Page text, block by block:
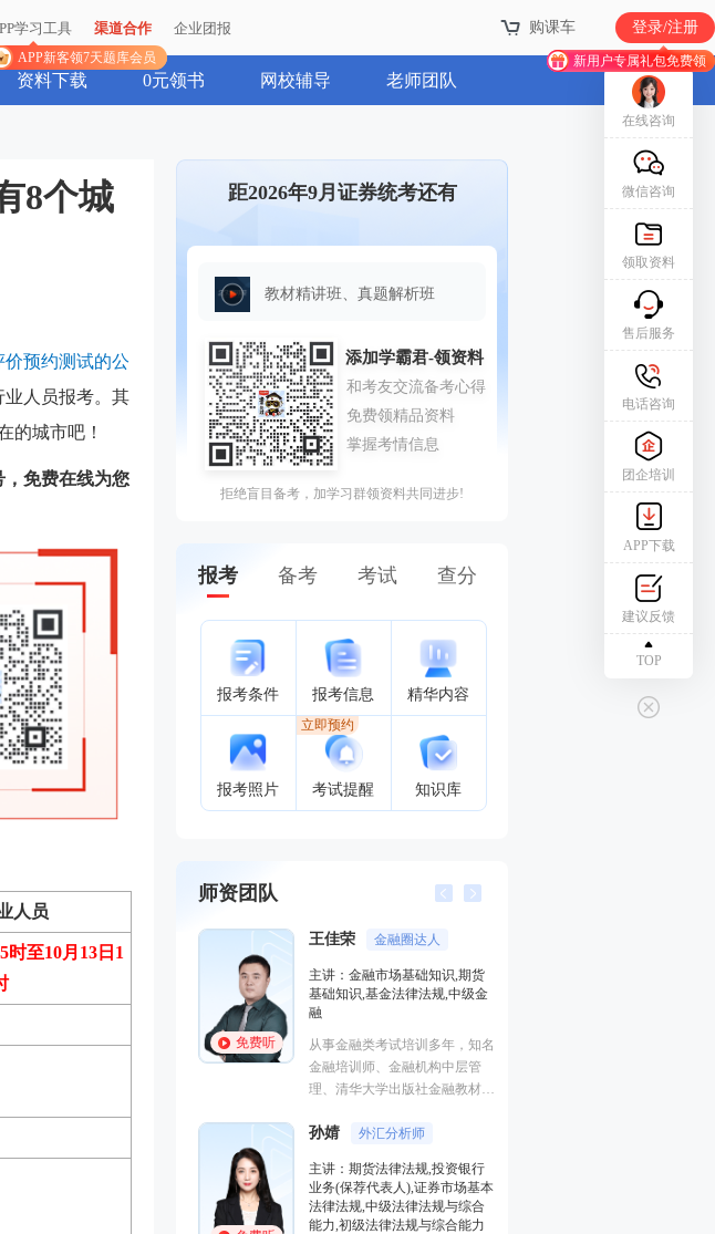
学习工具
APP新客领7天题库会员
渠道合作 企业团报 购课车 登录/注册
新用户专属礼包免费领
学习工具
APP新客领7天题库会员
渠道合作 企业团报 购课车 登录/注册
新用户专属礼包免费领
资料下载 0元领书 网校辅导 老师团队
8个城
价预约测试的公
业人员报考。其
的城市吧！
免费在线为您
人员
时至10月13日1
距2026年9月证券统考还有
教材精讲班、真题解析班
拒绝盲目备考，加学习群领资料共同进步!
报考 备考 考试 查分
报考条件 报考信息 精华内容
报考照片 考试提醒
立即预约
知识库
师资团队
费听
主讲：金融市场基础知识,期货
基础知识,基金法律法规,中级金
从事金融类考试培训多年，知名
金融培训师、金融机构中层管
的“一哥”。
主讲：期货法律法规,投资银行
业务(保荐代表人),证券市场基本
法律法规,中级法律法规与综合
能力,初级法律法规与综合能力
免费听
李泽瑞 金融培训高级讲师
主讲：证券投资顾问业务,发布
证券研究报告业务(证券分析师),
经济学硕士、金融培训高级讲
师，李泽瑞老师从事金融类考证
成“段子”，是一个让学员欲罢不
学员称被讲课耽误的“德云社”编
外弟子。
主讲：金融市场基础知识,期货
基础知识,基金法律法规,中级金
融
在线咨询
微信咨询
领取资料
售后服务
电话咨询
团企培训
APP下载
建议反馈
TOP